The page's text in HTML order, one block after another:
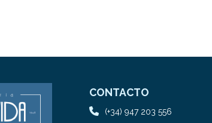
CONTACTO
(+34) 947 203 556